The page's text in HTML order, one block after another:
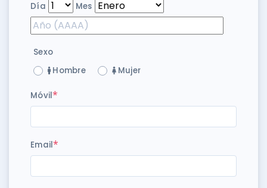
Día Mes
Sexo
Hombre
Mujer
Móvil*
Email*